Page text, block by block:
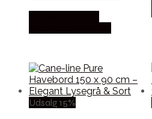
Udsalg 15%